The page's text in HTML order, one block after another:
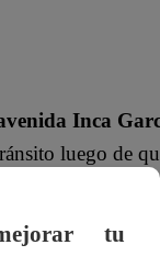
Inca
luego de
de 21
tu